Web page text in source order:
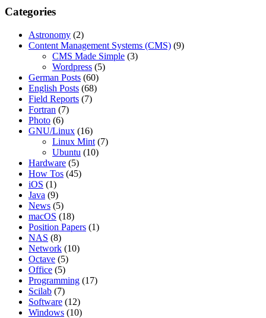
Categories
Astronomy (2)
Content Management Systems (CMS) (9)
CMS Made Simple (3)
Wordpress (5)
German Posts (60)
English Posts (68)
Field Reports (7)
Fortran (7)
Photo (6)
GNU/Linux (16)
Linux Mint (7)
Ubuntu (10)
Hardware (5)
How Tos (45)
iOS (1)
Java (9)
News (5)
macOS (18)
Position Papers (1)
NAS (8)
Network (10)
Octave (5)
Office (5)
Programming (17)
Scilab (7)
Software (12)
Windows (10)